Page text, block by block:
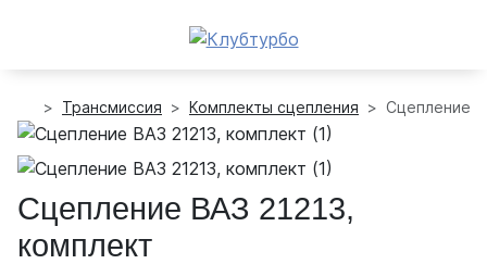
Трансмиссия Комплекты сцепления Сцепление
Сцепление ВАЗ 21213,
комплект